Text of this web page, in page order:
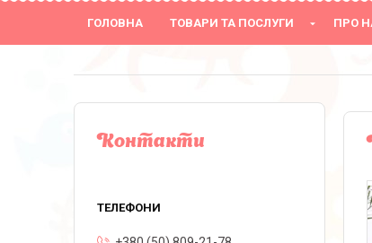
ГОЛОВНА ТОВАРИ ТА ПОСЛУГИ ПРО
Контакти